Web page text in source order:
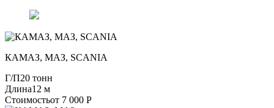
КАМАЗ, МАЗ, SCANIA
Г/П20 тонн
Длина12 м
Стоимостьот 7 000 Р